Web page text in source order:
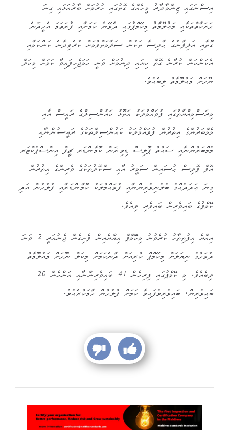
އިސްނަގައި ޒިންމާދާރު މީހެއްގެ ގޮތުގައި ހުރުމަށް ބާރުއަޅައި ގިނަ
ޙަރަކާތްތަކާއި މަޢުލޫމާތު މިކޭމްޕުގައި ދެވޭނެ ކަމަށާއި ފުރަތަމަ އެހީދޭނެ
ގޮތާއި އަލިފާނުގެ ޙާދިސާ ތަކުން ސަލާމަތްވުމަށް ކުރެވިދާނެ ކަންކަމާއި
އެކަންކަން ކުރާނެ ގޮތް ކިޔައި ދިނުމަށް ވަނީ ހަމަޖެހިފައިވާ ކަމަށް މިކަލް
ނޫހަށް މައުލޫމާތު ލިބެއެވެ.
މިރަސްމިއްޔާތުގައި ފުވައްމުލަކު އަތޮޅު ކައުންސިލްގެ ރައީސް އާއި
މެމްބަރުންގެ އިތުރުން ފުވައްމުލަކު ކައުންސިލްތަކުގެ ރައީސުންނާއި
މެމްބަރުންނާއި ސައުތު ޕޮލިސް ޑިވިޜަން ކޮމާންޑަރ ޗީފް އިންސްޕެކްޓަރ
އޮފް ޕޮލިސް ޙުސައިން ސަމީރު އާއި ސްކޫލުތަކުގެ ވެރިންގެ އިތުރުން
ގިނަ ޢަދަދެއްގެ ބެލެނިވެރިންނާއި ފުވައްމުލަކު ކޮމާންޑަރާއި ފުލުހުން އަދި
ކޭމްޕުގެ ބައިވެރިން ބައިވެރި ވިއެވެ.
އިއްޔެ އިފުތިތާހު ކުރެވުނު މިކޭމްޕް އިއްޔެއިން ފެށިގެން ޖެނުއަރީ 2 ވަނަ
ދުވަހުގެ ނިޔަލަށް މިކޭމްޕް ކުރިއަށް ދާނެކަމަށް މިކަލް ނޫހަށް މައުލޫމާތު
ލިބެއެވެ. މި ކޭމްޕުގައި ފިރިހެން 41 ބައިވެރިންނާއި އަންހެން 20
ބައިވެރިން، ބައިވެރިވެފައިވާ ކަމަށް ފުލުހުން ހާމަކުރެއެވެ.